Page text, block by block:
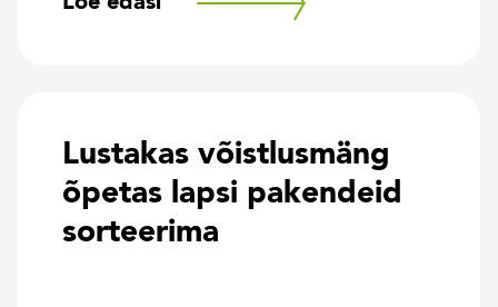
Lustakas võistlusmäng
õpetas lapsi pakendeid
sorteerima